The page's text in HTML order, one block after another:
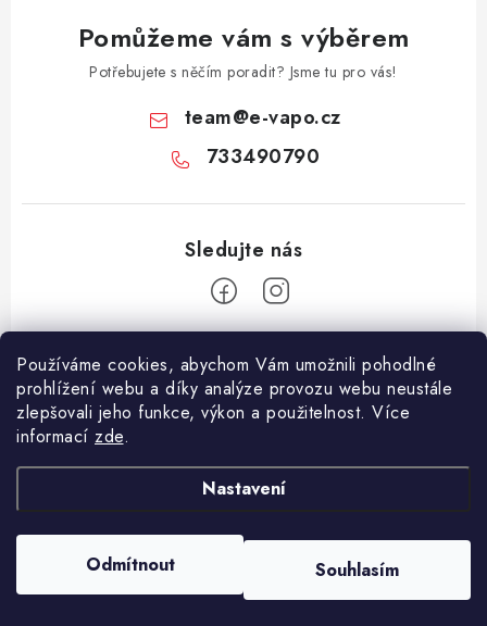
Používáme cookies, abychom Vám umožnili pohodlné
prohlížení webu a díky analýze provozu webu neustále
zlepšovali jeho funkce, výkon a použitelnost. Více
informací zde.
Nastavení
Odmítnout Souhlasím
Pomůžeme vám s výběrem
Potřebujete s něčím poradit? Jsme tu pro vás!
team@e-vapo.cz
733490790
Z
Facebook
Jak reklamovat či vrátit zboží
cookies